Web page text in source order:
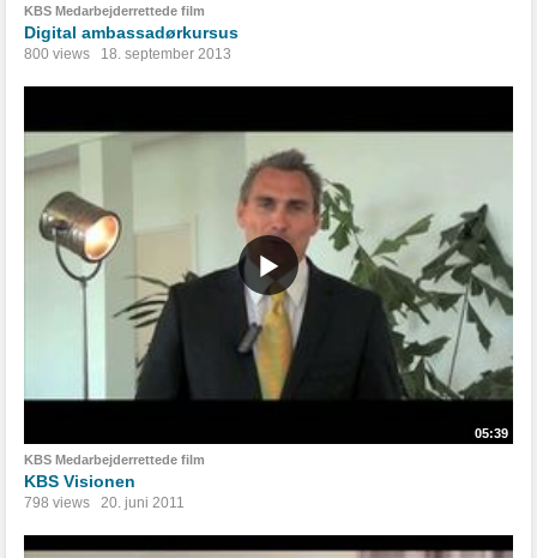
KBS Medarbejderrettede film
Digital ambassadørkursus
800 views 18. september 2013
05:39
KBS Medarbejderrettede film
KBS Visionen
798 views 20. juni 2011